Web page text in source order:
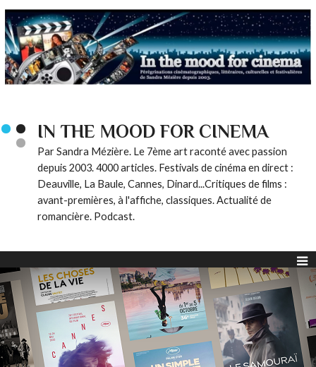
IN THE MOOD FOR CINEMA
Par Sandra Mézière. Le 7ème art raconté avec passion
depuis 2003. 4000 articles. Festivals de cinéma en direct :
Deauville, La Baule, Cannes, Dinard...Critiques de films :
avant-premières, à l'affiche, classiques. Actualité de
romancière. Podcast.